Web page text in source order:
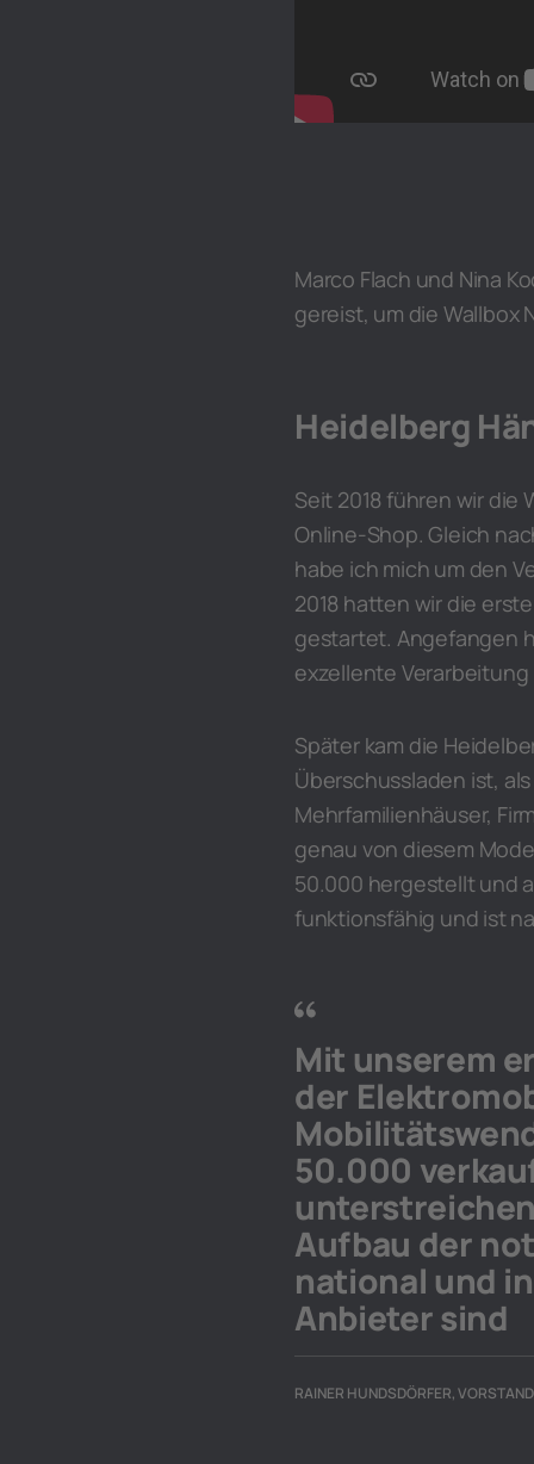
Marco Flach und Nina
gereist, um die Wallbox
Heidelberg
Seit 2018 führen wir die
Online-Shop. Gleich
habe ich mich um den
2018 hatten wir die
gestartet. Angefangen
exzellente
Später kam die
Überschussladen ist,
Mehrfamilienhäuser,
genau von diesem
50.000 hergestellt und
funktionsfähig und ist
Mit unserem
der
50.000
Aufbau der
national und
Anbieter sind
RAINER HUNDSDÖRFER,